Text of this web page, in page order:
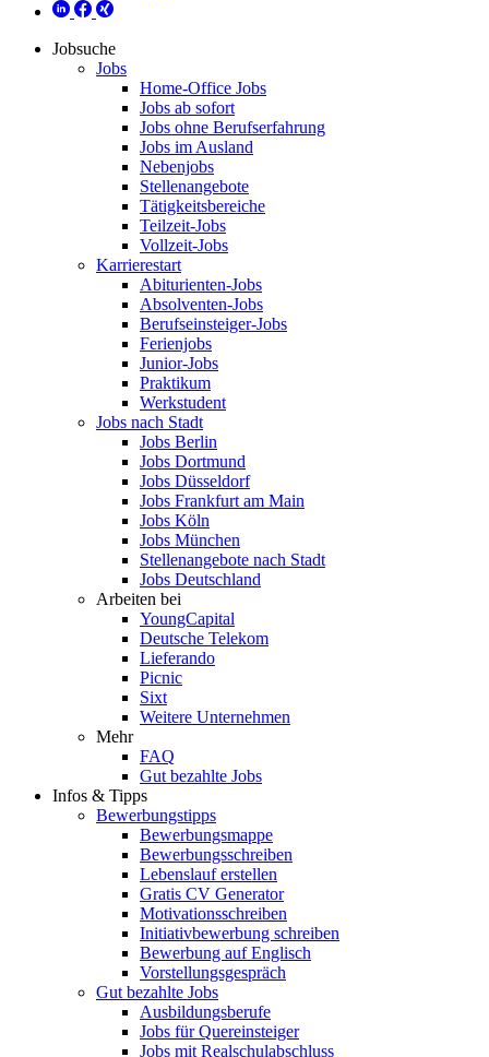
Jobsuche
Jobs
Home-Office Jobs
Jobs ab sofort
Jobs ohne Berufserfahrung
Jobs im Ausland
Nebenjobs
Stellenangebote
Tätigkeitsbereiche
Teilzeit-Jobs
Vollzeit-Jobs
Karrierestart
Abiturienten-Jobs
Absolventen-Jobs
Berufseinsteiger-Jobs
Ferienjobs
Junior-Jobs
Praktikum
Werkstudent
Jobs nach Stadt
Jobs Berlin
Jobs Dortmund
Jobs Düsseldorf
Jobs Frankfurt am Main
Jobs Köln
Jobs München
Stellenangebote nach Stadt
Jobs Deutschland
Arbeiten bei
YoungCapital
Deutsche Telekom
Lieferando
Picnic
Sixt
Weitere Unternehmen
Mehr
FAQ
Gut bezahlte Jobs
Infos & Tipps
Bewerbungstipps
Bewerbungsmappe
Bewerbungsschreiben
Lebenslauf erstellen
Gratis CV Generator
Motivationsschreiben
Initiativbewerbung schreiben
Bewerbung auf Englisch
Vorstellungsgespräch
Gut bezahlte Jobs
Ausbildungsberufe
Jobs für Quereinsteiger
Jobs mit Realschulabschluss